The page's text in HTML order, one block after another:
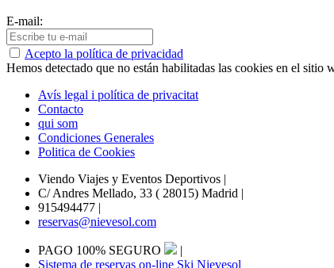
E-mail:
Acepto la política de privacidad
Hemos detectado que no están habilitadas las cookies en el
Avís legal i política de privacitat
Contacto
qui som
Condiciones Generales
Politica de Cookies
Viendo Viajes y Eventos Deportivos |
C/ Andres Mellado, 33 ( 28015) Madrid |
915494477 |
reservas@nievesol.com
PAGO 100% SEGURO
|
Sistema de reservas on-line Ski Nievesol